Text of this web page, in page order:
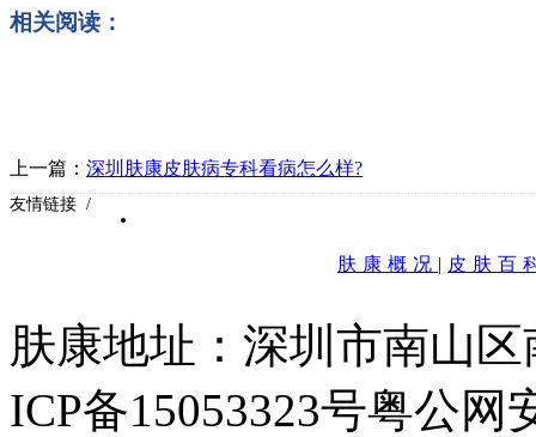
相关阅读：
上一篇： 深圳肤康皮肤病专科看病怎么样?
友情链接 /
肤康概况 | 皮肤百
肤康地址：深圳市南山
ICP备15053323号粤公网